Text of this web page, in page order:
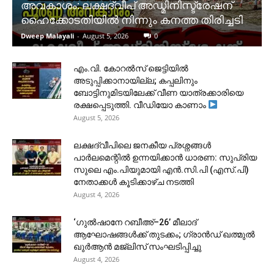
അവകാശം: ലക്ഷദ്വീപ് അഡ്മിനിസ്ട്രേഷന്
ഹൈക്കോടതിയിൽ നിന്നും കനത്ത തിരിച്ചടി
Dweep Malayali - August 5, 2026 0
​എം.വി. കോറൽസ് ജെട്ടിയിൽ
അടുപ്പിക്കാനായില്ല; കപ്പലിനും
ബോട്ടിനുമിടയിലേക്ക് വീണ യാത്രക്കാരിയെ
രക്ഷപ്പെടുത്തി. വീഡിയോ കാണാം
August 5, 2026
ലക്ഷദ്വീപിലെ ജനകീയ പ്രശ്നങ്ങൾ
പാർലമെന്റിൽ ഉന്നയിക്കാൻ ധാരണ: സുപ്രിയ
സുലെ എം.പിയുമായി എൻ.സി.പി (എസ്.പി)
നേതാക്കൾ കൂടിക്കാഴ്ച നടത്തി
August 4, 2026
‘ഗുൽഷാനേ റബീഅ്–26’ മീലാദ്
ആഘോഷങ്ങൾക്ക് തുടക്കം; ഗ്രാൻഡ് ഖത്മുൽ
ഖുർആൻ മജ്‌ലിസ് സംഘടിപ്പിച്ചു
August 4, 2026